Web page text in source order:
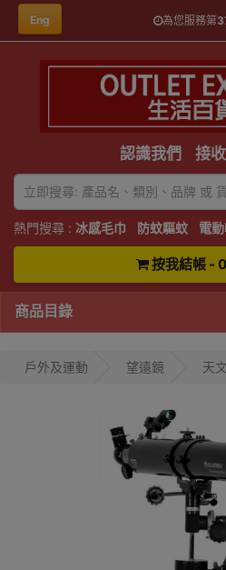
Eng 為您服務第
認識我們 接
熱門搜尋 : 冰感毛巾 防蚊驅蚊 電
按我結帳 -
商品目錄
戶外及運動 望遠鏡 天